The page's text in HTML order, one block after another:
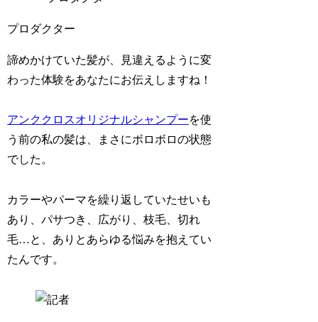
プロダクター
諦めかけていた髪が、見違えるように変
わった体験をあなたにお伝えしますね！
アンククロスオリジナルシャンプーを使
う前の私の髪は、まさにボロボロの状態
でした。
カラーやパーマを繰り返していたせいも
あり、パサつき、広がり、枝毛、切れ
毛…と、ありとあらゆる悩みを抱えてい
たんです。